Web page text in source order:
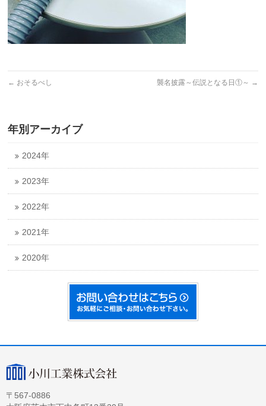
← おそるべし 襲名披露～伝説となる日①～ →
年別アーカイブ
2024年
2023年
2022年
2021年
2020年
〒567-0886